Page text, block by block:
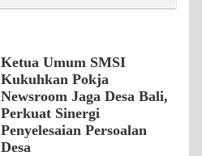
Ketua Umum SMSI
Kukuhkan Pokja
Newsroom Jaga Desa Bali,
Perkuat Sinergi
Penyelesaian Persoalan
Desa